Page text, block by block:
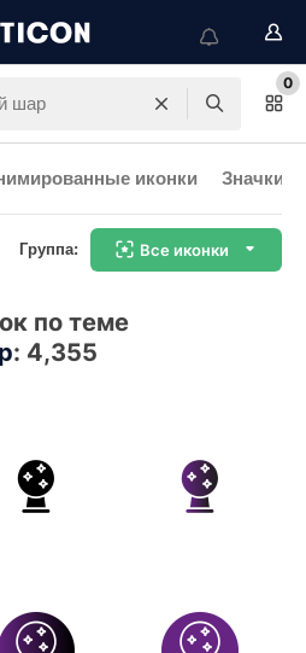
0
иконки Значки
Группа: Все иконки
по теме
: 4,355